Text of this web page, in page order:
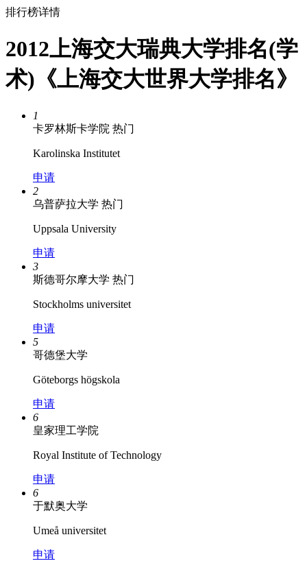
排行榜详情
2012上海交大瑞典大学排名(学
术)《上海交大世界大学排名》
1
卡罗林斯卡学院 热门
Karolinska Institutet
申请
2
乌普萨拉大学 热门
Uppsala University
申请
3
斯德哥尔摩大学 热门
Stockholms universitet
申请
5
哥德堡大学
Göteborgs högskola
申请
6
皇家理工学院
Royal Institute of Technology
申请
6
于默奥大学
Umeå universitet
申请